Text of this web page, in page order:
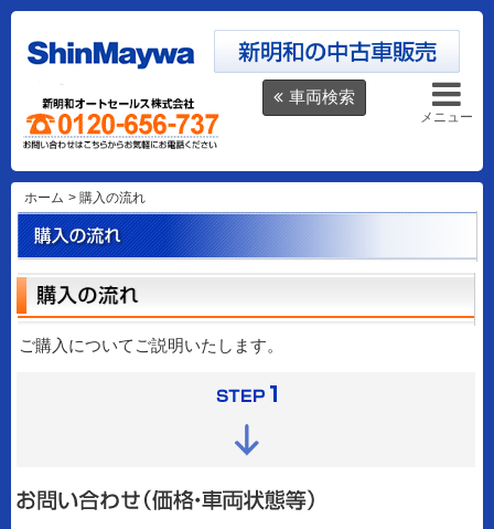
車両検索
メニュー
ホーム > 購入の流れ
ご購入についてご説明いたします。